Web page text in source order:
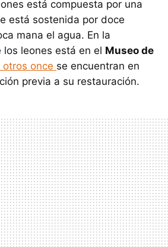
está compuesta por una
está sostenida por doce
mana el agua. En la
leones está en el Museo de
otros once se encuentran en
previa a su restauración.